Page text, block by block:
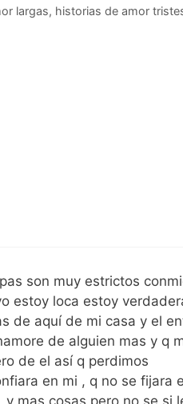
largas, historias de amor
son muy estrictos
estoy loca estoy
de aquí de mi casa y el
de alguien mas y q
de el así q perdimos
en mi , q no se fijara
mas cosas pero no se si